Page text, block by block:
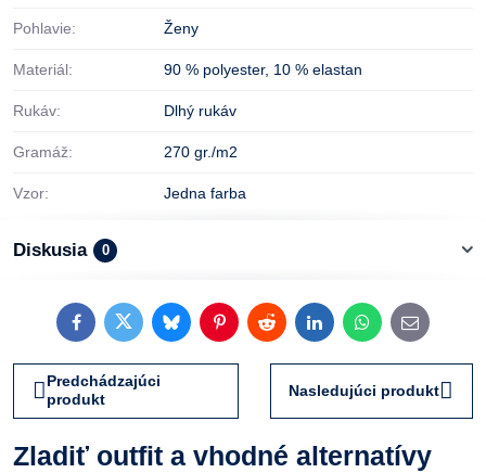
Pohlavie: Ženy
Materiál: 90 % polyester, 10 % elastan
Rukáv: Dlhý rukáv
Gramáž: 270 gr./m2
Vzor: Jedna farba
Diskusia 0
FacebookTwitterBlueskyPinterestRedditLinkedInWhatsApp
E-
mail
Predchádzajúci
produkt
Nasledujúci produkt
Zladiť outfit a vhodné alternatívy